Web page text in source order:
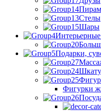
Стелы
Шары
Подарки,
Фигурки